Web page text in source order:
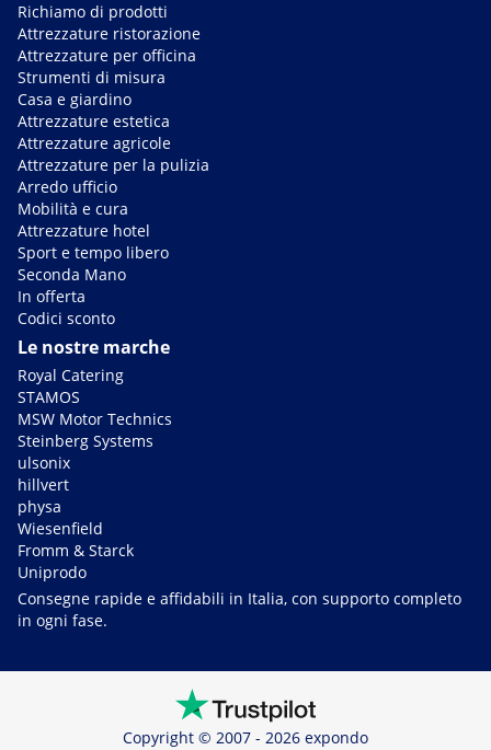
Richiamo di prodotti
Attrezzature ristorazione
Attrezzature per officina
Strumenti di misura
Casa e giardino
Attrezzature estetica
Attrezzature agricole
Attrezzature per la pulizia
Arredo ufficio
Mobilità e cura
Attrezzature hotel
Sport e tempo libero
Seconda Mano
In offerta
Codici sconto
Le nostre marche
Royal Catering
STAMOS
MSW Motor Technics
Steinberg Systems
ulsonix
hillvert
physa
Wiesenfield
Fromm & Starck
Uniprodo
Consegne rapide e affidabili in Italia, con supporto completo
in ogni fase.
Copyright © 2007 - 2026 expondo